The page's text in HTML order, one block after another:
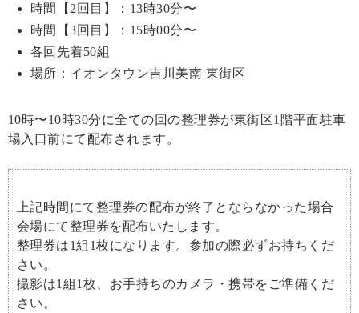
時間【2回目】：13時30分〜
時間【3回目】：15時00分〜
各回先着50組
場所：イオンタウン吉川美南 東街区
10時〜10時30分に全ての回の整理券が東街区1階平面駐車
場入口前にて配布されます。
上記時間にて整理券の配布が終了とならなかった場合
会場にて整理券を配布いたします。
整理券は1組1枚になります。参加の際必ずお持ちくだ
さい。
撮影は1組1枚、お手持ちのカメラ・携帯をご準備くだ
さい。